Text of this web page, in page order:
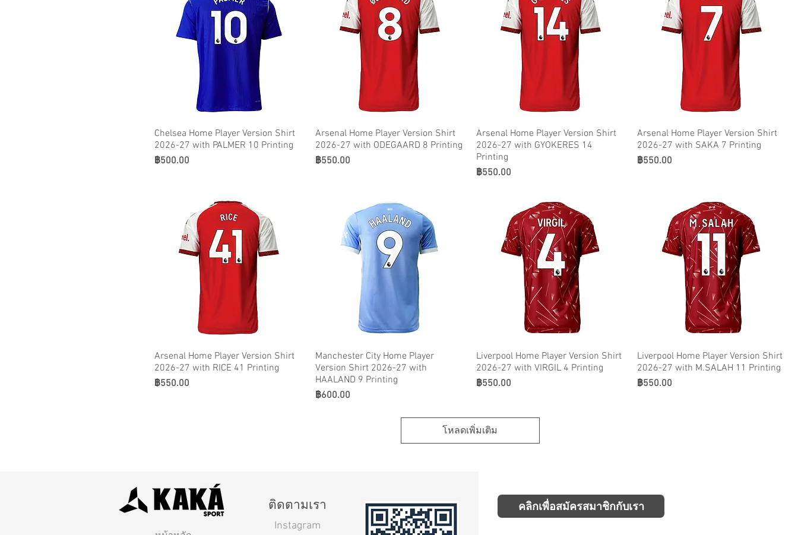
Chelsea Home Player Version Shirt
2026-27 with PALMER 10 Printing
ราคา
฿500.00
Arsenal Home Player Version Shirt
2026-27 with ODEGAARD 8 Printing
ราคา
฿550.00
Arsenal Home Player Version Shirt
2026-27 with GYOKERES 14
Printing
ราคา
฿550.00
Arsenal Home Player Version Shirt
2026-27 with SAKA 7 Printing
ราคา
฿550.00
Arsenal Home Player Version Shirt
2026-27 with RICE 41 Printing
ราคา
฿550.00
Manchester City Home Player
Version Shirt 2026-27 with
HAALAND 9 Printing
ราคา
฿600.00
Liverpool Home Player Version Shirt
2026-27 with VIRGIL 4 Printing
ราคา
฿550.00
Liverpool Home Player Version Shirt
2026-27 with M.SALAH 11 Printing
ราคา
฿550.00
โหลดเพิ่มเติม
ติดตามเรา
Instagram
คลิกเพื่อสมัครสมาชิกกับเรา